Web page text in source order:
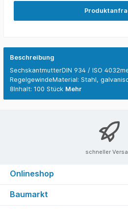
Beschreibung
SechskantmutterDIN 934 / ISO
RegelgewindeMaterial: Stahl,
8Inhalt: 100 Stück Mehr
schneller
Onlineshop
Baumarkt